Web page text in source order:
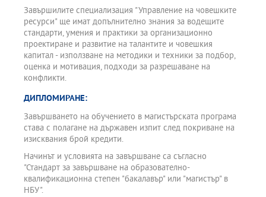
Завършилите специализация "Управление на човешките
ресурси" ще имат допълнително знания за водещите
стандарти, умения и практики за организационно
проектиране и развитие на талантите и човешкия
капитал - използване на методики и техники за подбор,
оценка и мотивация, подходи за разрешаване на
конфликти.
ДИПЛОМИРАНЕ:
Завършването на обучението в магистърската програма
става с полагане на държавен изпит след покриване на
изисквания брой кредити.
Начинът и условията на завършване са съгласно
"Стандарт за завършване на образователно-
квалификационна степен "бакалавър" или "магистър" в
НБУ".